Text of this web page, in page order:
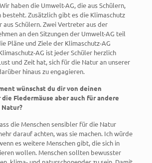
haben die Umwelt-AG, die aus Schülern,
besteht. Zusätzlich gibt es die Klimaschutz
aus Schülern. Zwei Vertreter aus der
an den Sitzungen der Umwelt-AG teil
Pläne und Ziele der Klimaschutz-AG
AG ist jeder Schüler herzlich
und Zeit hat, sich für die Natur an unserer
hinaus zu engagieren.
wünschst du dir von deinen
Fledermäuse aber auch für andere
die Menschen sensibler für die Natur
darauf achten, was sie machen. Ich würde
es weitere Menschen gibt, die sich in
wollen. Menschen sollten bewusster